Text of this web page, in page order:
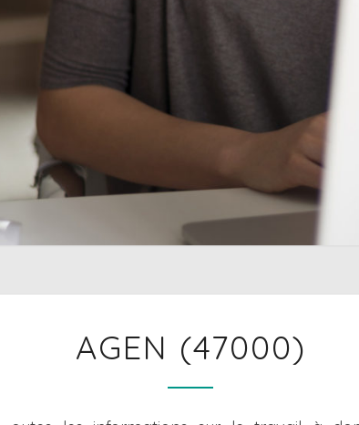
(47000)
AGEN (47000)